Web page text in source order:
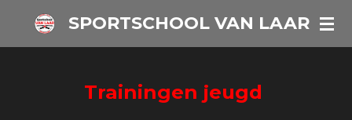
SPORTSCHOOL VAN LAAR
Trainingen jeugd